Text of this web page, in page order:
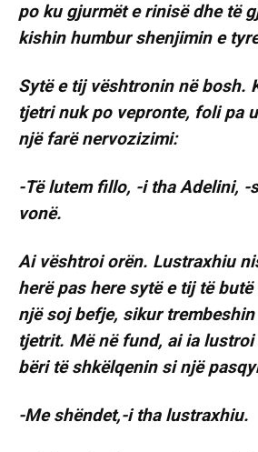
po ku gjurmët e rinisë dhe të
kishin humbur shenjimin e
Sytë e tij vështronin në bosh.
tjetri nuk po vepronte, foli pa
një farë nervozizimi:
-Të lutem fillo, -i tha Adelini, -
vonë.
Ai vështroi orën. Lustraxhiu
herë pas here sytë e tij të
një soj befje, sikur
tjetrit. Më në fund, ai ia lustroi
bëri të shkëlqenin si një
-Me shëndet,-i tha lustraxhiu.